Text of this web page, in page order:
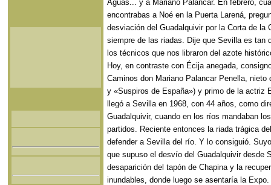
Aguas... y a Mariano Palancar. En febrero,
encontrabas a Noé en la Puerta Larená,
desviación del Guadalquivir por la Corta de
siempre de las riadas. Dije que Sevilla es tan
los técnicos que nos libraron del azote
Hoy, en contraste con Écija anegada,
Caminos don Mariano Palancar Penella,
y «Suspiros de España») y primo de la actriz
llegó a Sevilla en 1968, con 44 años, como
Guadalquivir, cuando en los ríos mandaban
partidos. Reciente entonces la riada trágica
defender a Sevilla del río. Y lo consiguió.
que supuso el desvío del Guadalquivir desde
desaparición del tapón de Chapina y la
inundables, donde luego se asentaría la